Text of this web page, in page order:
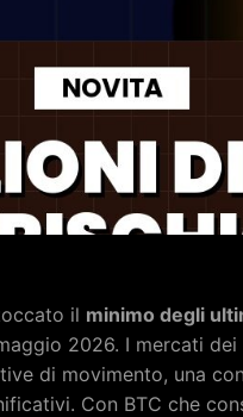
il minimo degli
2026. I mercati
di movimento, una
Con BTC che